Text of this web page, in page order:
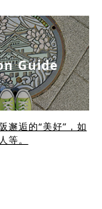
Guide
邂逅的“美好”，如
等。